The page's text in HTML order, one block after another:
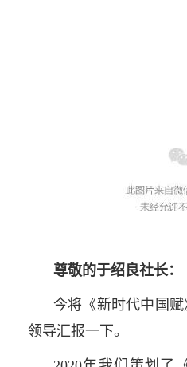
尊敬的于绍良社长：
今将《新时代中国
领导汇报一下。